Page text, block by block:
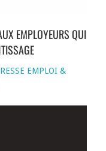
EMPLOYEURS QUI
EMPLOI &